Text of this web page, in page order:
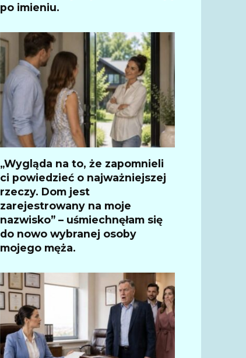
po imieniu.
„Wygląda na to, że zapomnieli
ci powiedzieć o najważniejszej
rzeczy. Dom jest
zarejestrowany na moje
nazwisko” – uśmiechnęłam się
do nowo wybranej osoby
mojego męża.